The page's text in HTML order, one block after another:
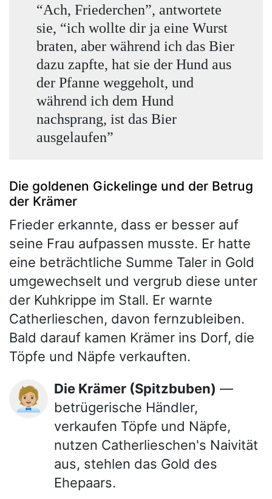
“Ach, Friederchen”, antwortete
sie, “ich wollte dir ja eine Wurst
braten, aber während ich das Bier
dazu zapfte, hat sie der Hund aus
der Pfanne weggeholt, und
während ich dem Hund
nachsprang, ist das Bier
ausgelaufen”
Die goldenen Gickelinge und der Betrug
der Krämer
Frieder erkannte, dass er besser auf
seine Frau aufpassen musste. Er hatte
eine beträchtliche Summe Taler in Gold
umgewechselt und vergrub diese unter
der Kuhkrippe im Stall. Er warnte
Catherlieschen, davon fernzubleiben.
Bald darauf kamen Krämer ins Dorf, die
Töpfe und Näpfe verkauften.
🧑🏼‍💼 Die Krämer (Spitzbuben) —
betrügerische Händler,
verkaufen Töpfe und Näpfe,
nutzen Catherlieschen's Naivität
aus, stehlen das Gold des
Ehepaars.